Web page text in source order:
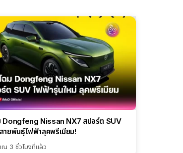
โซลูชัน
วงจร
Dongfeng Nissan NX7 สปอร์ต SUV
ายพันธุ์ไฟฟ้าลุคพรีเมียม!
ณ 3 ชั่วโมงที่แล้ว